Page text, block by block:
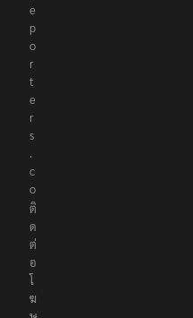
e
p
o
r
t
e
r
s
.
c
o
ติ
ด
ต่
อ
โ
ฆ